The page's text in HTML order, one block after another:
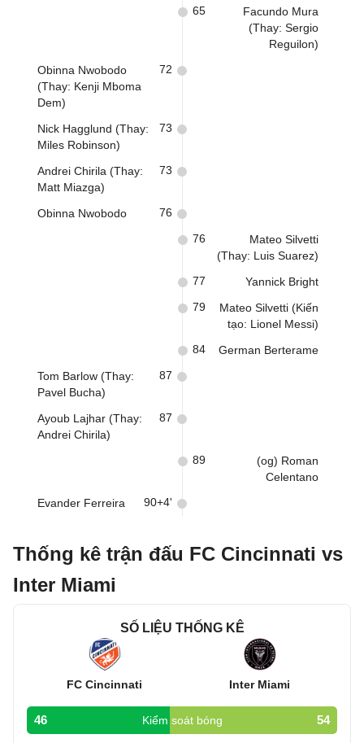
Facundo Mura
(Thay: Sergio
Reguilon)
65
Obinna Nwobodo
(Thay: Kenji Mboma
Dem)
72
Nick Hagglund (Thay:
Miles Robinson)
73
Andrei Chirila (Thay:
Matt Miazga)
73
Obinna Nwobodo 76
Mateo Silvetti
(Thay: Luis Suarez)
76
Yannick Bright
77
Mateo Silvetti (Kiến
tạo: Lionel Messi)
79
German Berterame
84
Tom Barlow (Thay:
Pavel Bucha)
87
Ayoub Lajhar (Thay:
Andrei Chirila)
87
(og) Roman
Celentano
89
Evander Ferreira 90+4'
Thống kê trận đấu FC Cincinnati vs
Inter Miami
SỐ LIỆU THỐNG KÊ
FC Cincinnati Inter Miami
46 Kiểm soát bóng 54